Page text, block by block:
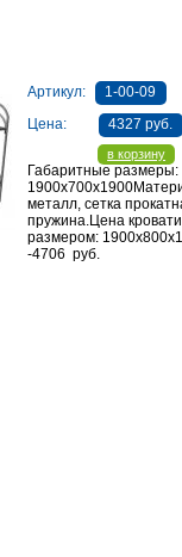
Артикул:
1-00-09
Цена:
4327 руб.
в корзину
Габаритные размеры:
металл, сетка
пружина.Цена кровати
размером:
-4706 руб.